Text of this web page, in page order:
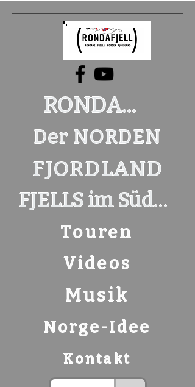
RONDANE
Der NORDEN
FJORDLAND
FJELLS im Süden
Touren
Videos
Musik
Norge-Idee
Kontakt